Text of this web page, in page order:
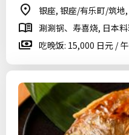
银座, 银座/有乐町/筑地
涮涮锅、寿喜烧, 日本
吃晚饭: 15,000 日元 /